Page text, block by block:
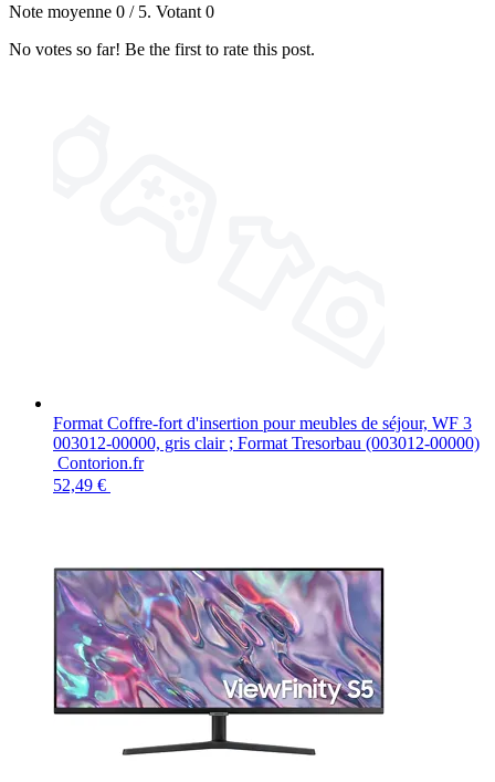
Note moyenne 0 / 5. Votant 0
No votes so far! Be the first to rate this post.
Format Coffre-fort d'insertion pour meubles de séjour, WF 3
003012-00000, gris clair ; Format Tresorbau (003012-00000)
Contorion.fr
52,49 €